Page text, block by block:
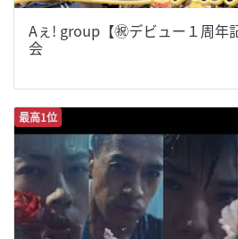
Aぇ! group【㊗️デビュー１周年
会
最高1位